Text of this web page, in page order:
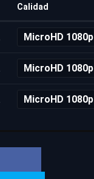
Calidad
MicroHD 1080p
MicroHD 1080p
MicroHD 1080p